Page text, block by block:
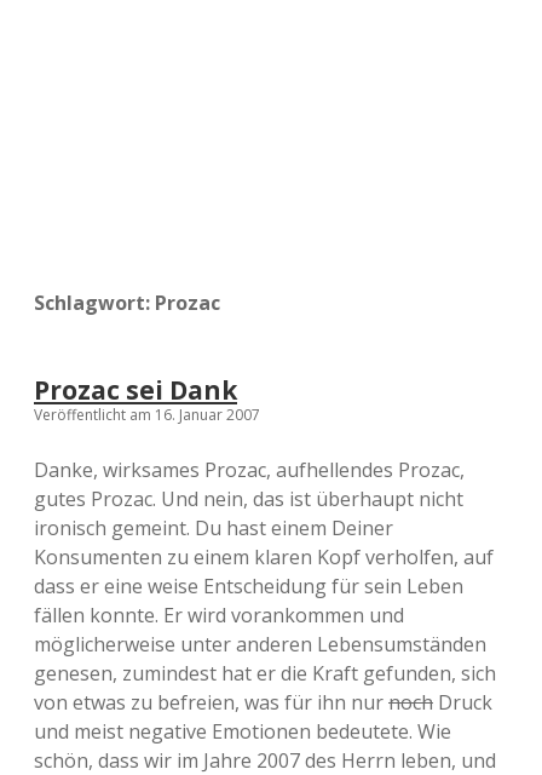
Schlagwort: Prozac
Prozac sei Dank
Veröffentlicht am 16. Januar 2007
Danke, wirksames Prozac, aufhellendes Prozac,
gutes Prozac. Und nein, das ist überhaupt nicht
ironisch gemeint. Du hast einem Deiner
Konsumenten zu einem klaren Kopf verholfen, auf
dass er eine weise Entscheidung für sein Leben
fällen konnte. Er wird vorankommen und
möglicherweise unter anderen Lebensumständen
genesen, zumindest hat er die Kraft gefunden, sich
von etwas zu befreien, was für ihn nurnoch Druck
und meist negative Emotionen bedeutete. Wie
schön, dass wir im Jahre 2007 des Herrn leben, und